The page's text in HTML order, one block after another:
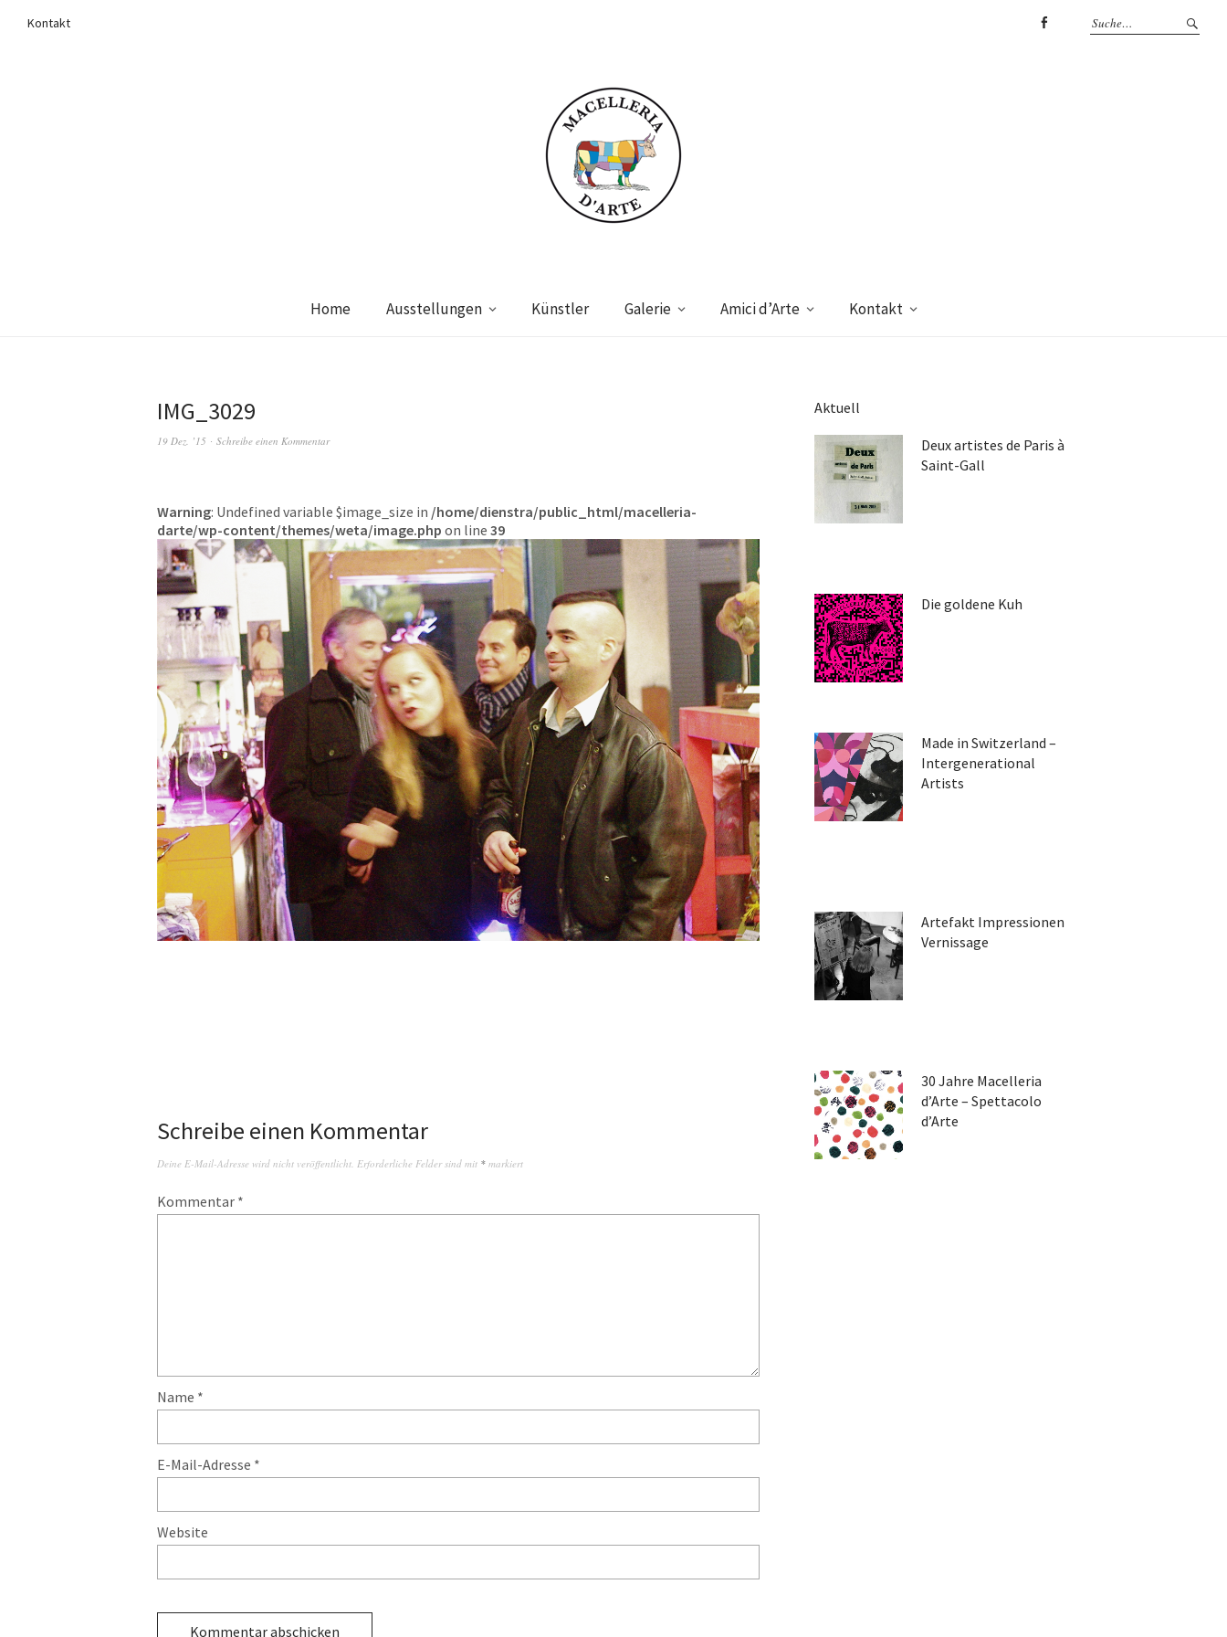
Kontakt
Home Ausstellungen Künstler Galerie Amici d’Arte Kontakt
IMG_3029
19 Dez. ’15 Schreibe einen Kommentar
Warning: Undefined variable $image_size in /home/dienstra/public_html/macelleria-
darte/wp-content/themes/weta/image.php on line 39
Schreibe einen Kommentar
Deine E-Mail-Adresse wird nicht veröffentlicht. Erforderliche Felder sind mit * markiert
Kommentar *
Name *
E-Mail-Adresse *
Website
Aktuell
Deux artistes de Paris à
Saint-Gall
Die goldene Kuh
Made in Switzerland –
Intergenerational
Artists
Artefakt Impressionen
Vernissage
30 Jahre Macelleria
d’Arte – Spettacolo
d’Arte